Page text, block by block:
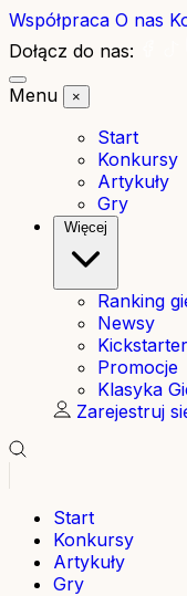
Współpraca O nas
Dołącz do nas:
Menu
×
Start
Konkursy
Artykuły
Gry
Więcej
Ranking
Newsy
Kickstarter
Promocje
Klasyka
Zarejestruj
Start
Konkursy
Artykuły
Gry